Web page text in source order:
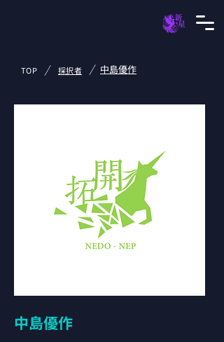
TOP / 採択者 / 中島優作
中島優作